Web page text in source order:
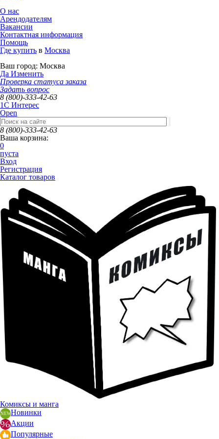
О нас
Арендодателям
Вакансии
Контактная информация
Помощь
Где купить в Москва
Ваш город: Москва
Да Изменить
Проверка статуса заказа
Задать вопрос
8 (800)-333-42-63
1C Интерес
Open
8 (800)-333-42-63
Ваша корзина:
0
пуста
Вход
Регистрация
Каталог товаров
Комиксы и манга
Новинки
Акции
Популярные